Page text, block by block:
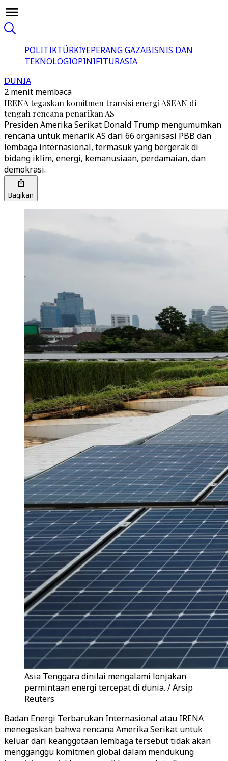
POLITIKTÜRKİYEPERANG GAZABISNIS DAN
TEKNOLOGIOPINIFITURASIA
DUNIA
2 menit membaca
IRENA tegaskan komitmen transisi energi ASEAN di
tengah rencana penarikan AS
Presiden Amerika Serikat Donald Trump mengumumkan
rencana untuk menarik AS dari 66 organisasi PBB dan
lembaga internasional, termasuk yang bergerak di
bidang iklim, energi, kemanusiaan, perdamaian, dan
demokrasi.
Bagikan
Asia Tenggara dinilai mengalami lonjakan
permintaan energi tercepat di dunia. / Arsip
Reuters
Badan Energi Terbarukan Internasional atau IRENA
menegaskan bahwa rencana Amerika Serikat untuk
keluar dari keanggotaan lembaga tersebut tidak akan
mengganggu komitmen global dalam mendukung